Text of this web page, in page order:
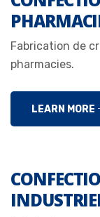
Fabrication de
pharmacies.
LEARN MORE